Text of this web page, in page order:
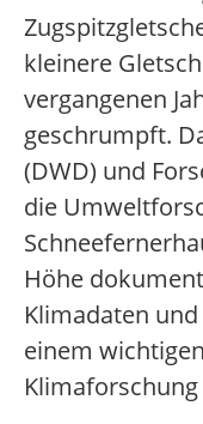
kleinere
vergangenen
geschrumpft.
(DWD) und
die
Höhe
Klimadaten
einem